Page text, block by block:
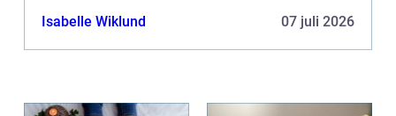
Isabelle Wiklund 07 juli 2026